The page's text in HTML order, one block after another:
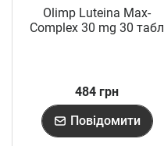
Olimp Luteina Max-
Complex 30 mg 30 табл
484 грн
Повідомити